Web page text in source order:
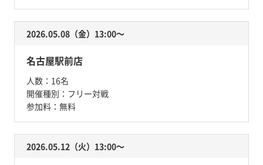
2026.05.08（金）13:00〜
名古屋駅前店
人数： 16名
開催種別： フリー対戦
参加料： 無料
2026.05.12（火）13:00〜